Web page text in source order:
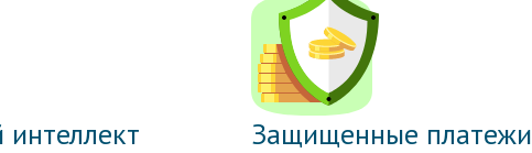
интеллект Защищенные платежи